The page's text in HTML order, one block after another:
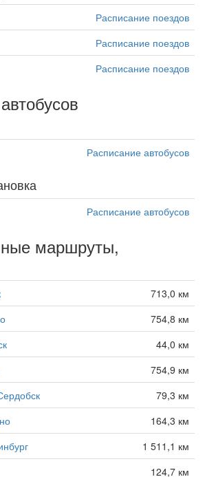
Расписание поездов
Расписание поездов
Расписание поездов
Расписание автобусов
Расписание автобусов
маршруты,
713,0 км
754,8 км
44,0 км
754,9 км
79,3 км
164,3 км
1 511,1 км
124,7 км